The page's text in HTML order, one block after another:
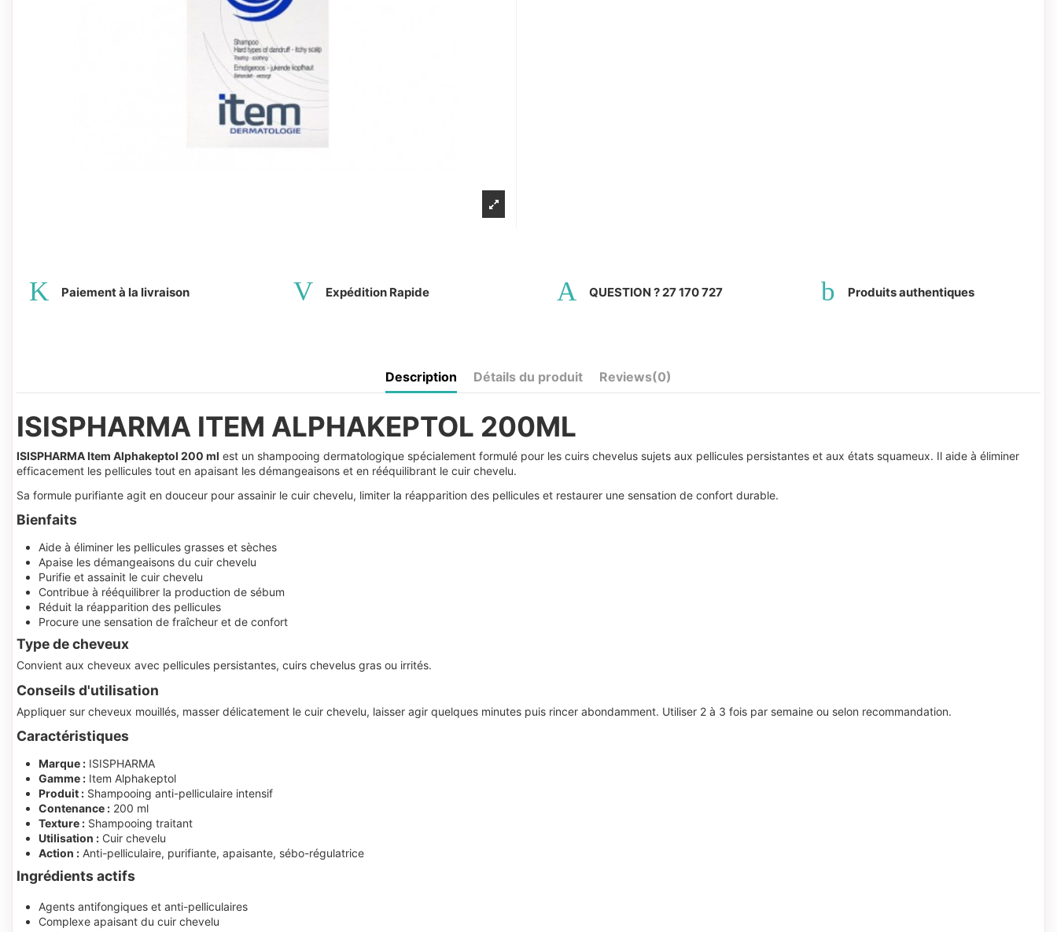
Paiement à la livraison Expédition Rapide QUESTION ? 27 170 727 Produits authentiques
Description Détails du produit Reviews(0)
ISISPHARMA ITEM ALPHAKEPTOL 200ML
ISISPHARMA Item Alphakeptol 200 ml est un shampooing dermatologique spécialement formulé pour les cuirs chevelus sujets aux pellicules persistantes et aux états squameux. Il aide à éliminer
efficacement les pellicules tout en apaisant les démangeaisons et en rééquilibrant le cuir chevelu.
Sa formule purifiante agit en douceur pour assainir le cuir chevelu, limiter la réapparition des pellicules et restaurer une sensation de confort durable.
Bienfaits
Aide à éliminer les pellicules grasses et sèches
Apaise les démangeaisons du cuir chevelu
Purifie et assainit le cuir chevelu
Contribue à rééquilibrer la production de sébum
Réduit la réapparition des pellicules
Procure une sensation de fraîcheur et de confort
Type de cheveux
Convient aux cheveux avec pellicules persistantes, cuirs chevelus gras ou irrités.
Conseils d'utilisation
Appliquer sur cheveux mouillés, masser délicatement le cuir chevelu, laisser agir quelques minutes puis rincer abondamment. Utiliser 2 à 3 fois par semaine ou selon recommandation.
Caractéristiques
Marque : ISISPHARMA
Gamme : Item Alphakeptol
Produit : Shampooing anti-pelliculaire intensif
Contenance : 200 ml
Texture : Shampooing traitant
Utilisation : Cuir chevelu
Action : Anti-pelliculaire, purifiante, apaisante, sébo-régulatrice
Ingrédients actifs
Agents antifongiques et anti-pelliculaires
Complexe apaisant du cuir chevelu